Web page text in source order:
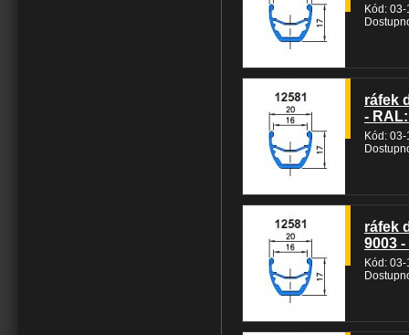
Kód:
ráfek
-
Kód:
ráfek
9003
Kód: